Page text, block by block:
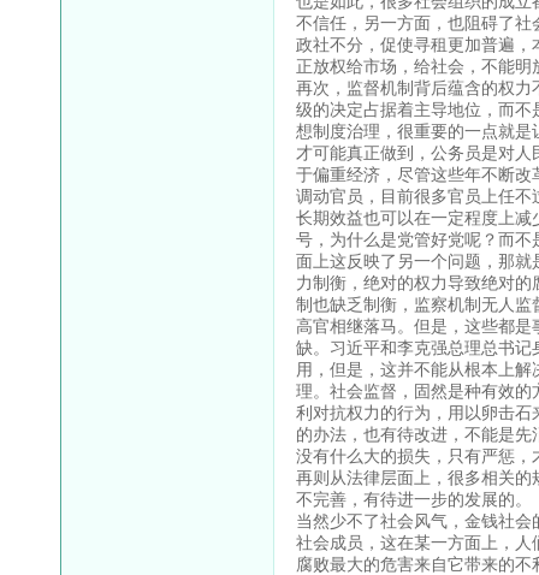
不信任，另一方面，也阻碍了
政社不分，促使寻租更加普遍
正放权给市场，给社会，不能
再次，监督机制背后蕴含的权
级的决定占据着主导地位，而
想制度治理，很重要的一点就
才可能真正做到，公务员是对
于偏重经济，尽管这些年不断
调动官员，目前很多官员上任
长期效益也可以在一定程度上
号，为什么是党管好党呢？而
面上这反映了另一个问题，那
力制衡，绝对的权力导致绝对
制也缺乏制衡，监察机制无人
高官相继落马。但是，这些都
缺。习近平和李克强总理总书
用，但是，这并不能从根本上
理。社会监督，固然是种有效
利对抗权力的行为，用以卵击
的办法，也有待改进，不能是
没有什么大的损失，只有严惩，
再则从法律层面上，很多相关
不完善，有待进一步的发展的。
当然少不了社会风气，金钱社
社会成员，这在某一方面上，
腐败最大的危害来自它带来的